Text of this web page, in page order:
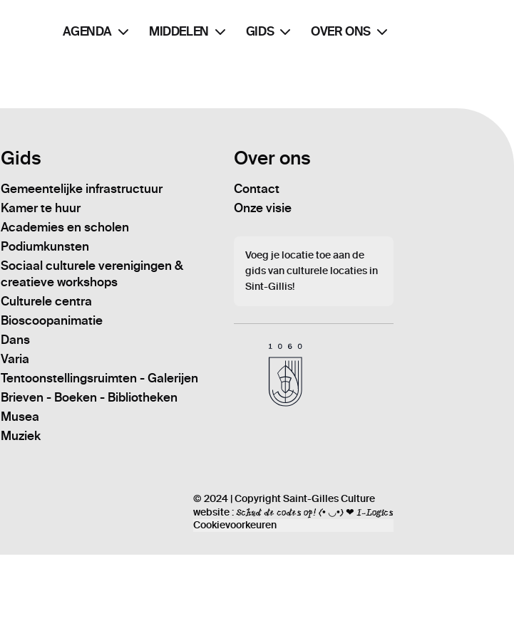
AGENDA MIDDELEN GIDS OVER ONS
Gids
Gemeentelijke infrastructuur
Kamer te huur
Academies en scholen
Podiumkunsten
Sociaal culturele verenigingen &
creatieve workshops
Culturele centra
Bioscoopanimatie
Dans
Varia
Tentoonstellingsruimten - Galerijen
Brieven - Boeken - Bibliotheken
Musea
Muziek
Over ons
Contact
Onze visie
Voeg je locatie toe aan de
gids van culturele locaties in
Sint-Gillis!
© 2024 | Copyright Saint-Gilles Culture
website :Schud de codes op! (• ◡•) ❤ I-Logics
Cookievoorkeuren